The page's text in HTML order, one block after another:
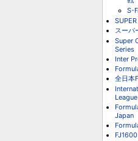
S-
スーパ
Super
Series
Inter
全日本
League
Japan
FJ1600